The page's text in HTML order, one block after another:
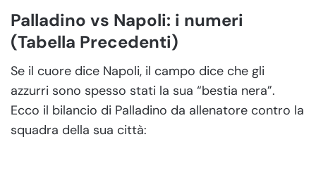
Palladino vs Napoli: i numeri
(Tabella Precedenti)
Se il cuore dice Napoli, il campo dice che gli
azzurri sono spesso stati la sua “bestia nera”.
Ecco il bilancio di Palladino da allenatore contro la
squadra della sua città: